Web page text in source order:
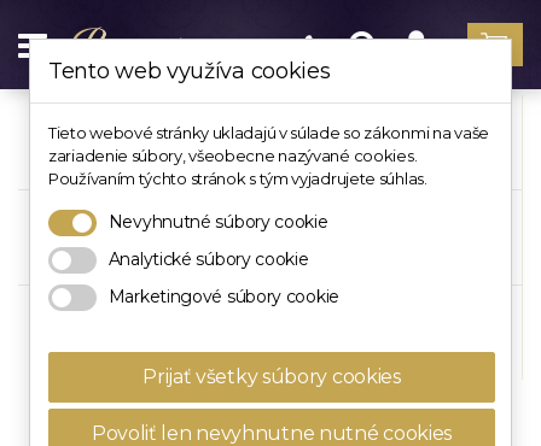
BROŠNE
NA ŠATY
STRIEBORNÉ
BROŠNE
ZLATÉ
BROŠNE
DÁMSKE
BROŠNE
BROŠNE SASHE
A SKVOST
LACNÉ BROŠNE
VÝPREDAJ
BROŠNE
BROŠNE
Tento web využíva cookies
Tieto webové stránky ukladajú v súlade so zákonmi na vaše
zariadenie súbory, všeobecne nazývané cookies.
Používaním týchto stránok s tým vyjadrujete súhlas.
Nevyhnutné súbory cookie
Analytické súbory cookie
Marketingové súbory cookie
Prijať všetky súbory cookies
Povoliť len nevyhnutne nutné cookies